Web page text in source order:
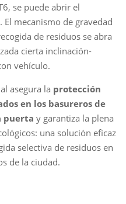
se puede abrir el
mecanismo de gravedad
de residuos se abra
cierta inclinación-
vehículo.
asegura la protección
en los basureros de
puerta y garantiza la plena
una solución eficaz
selectiva de residuos en
de la ciudad.